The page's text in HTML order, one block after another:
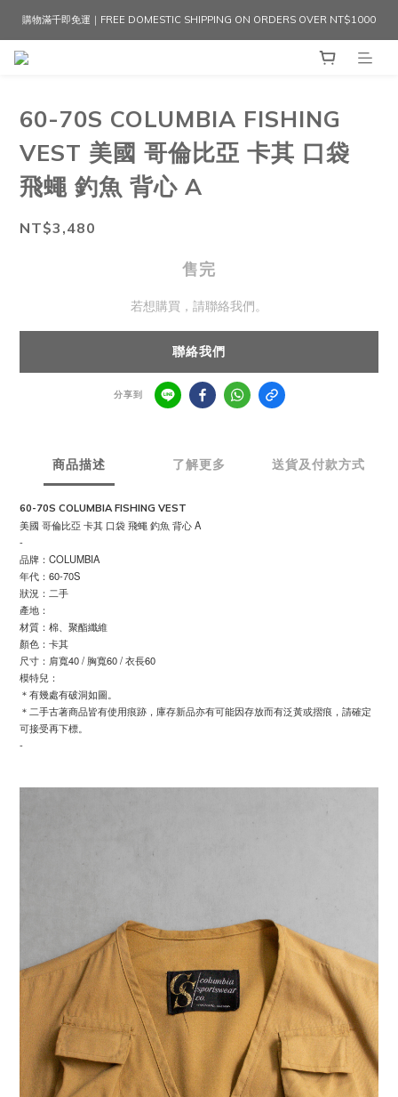
購物滿千即免運｜FREE DOMESTIC SHIPPING ON ORDERS OVER NT$1000
60-70S COLUMBIA FISHING
VEST 美國 哥倫比亞 卡其 口袋
飛蠅 釣魚 背心 A
NT$3,480
售完
若想購買，請聯絡我們。
聯絡我們
分享到
商品描述 了解更多 送貨及付款方式
60-70S COLUMBIA FISHING VEST
美國 哥倫比亞 卡其 口袋 飛蠅 釣魚 背心 A
-
品牌：COLUMBIA
年代：60-70S
狀況：二手
產地：
材質：棉、聚酯纖維
顏色：卡其
尺寸：肩寬40 / 胸寬60 / 衣長60
模特兒：
＊有幾處有破洞如圖。
＊二手古著商品皆有使用痕跡，庫存新品亦有可能因存放而有泛黃或摺痕，請確定
可接受再下標。
-